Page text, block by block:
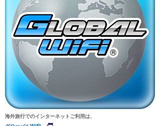
海外旅行でのインターネットご利用は、